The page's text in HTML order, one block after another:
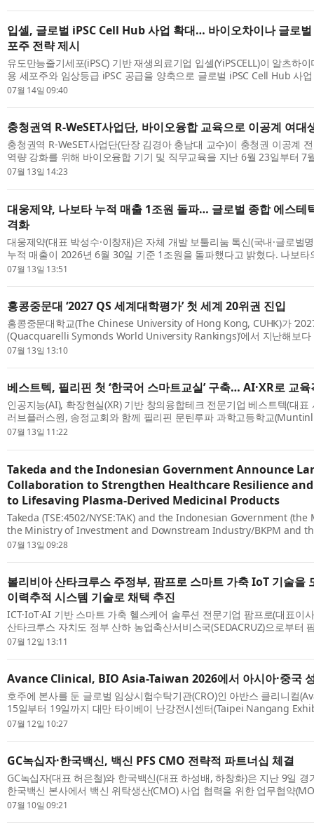
입셀, 글로벌 iPSC Cell Hub 사업 확대… 바이오차이나 글로
포주 전략 제시
유도만능줄기세포(iPSC) 기반 재생의료기업 입셀(YiPSCELL)이 알츠하
용 세포주와 임상등급 iPSC 공급을 양축으로 글로벌 iPSC Cell Hub 사
은 지난 7월 9일부터 10일까지 서울 강서구 마곡 서울창업허브 M+에서
07월 14일 09:40
충청권역 R-WeSET사업단, 바이오융합 교육으로 이공계 여대
충청권역 R-WeSET사업단(단장 김경아 충남대 교수)이 충청권 이공계
역량 강화를 위해 바이오융합 기기 및 직무교육을 지난 6월 23일부터 7
진행했다. 바이오융합 교육은 이공계 전공 여대생들이 산업현장에서 요
07월 13일 14:23
대웅제약, 나보타 누적 매출 1조원 돌파… 글로벌 종합 에스테
격화
대웅제약(대표 박성수·이창재)은 자체 개발 보툴리눔 톡신(국내·글로벌명
누적 매출이 2026년 6월 30일 기준 1조원을 돌파했다고 밝혔다. 나보타
과는 국가 전체 바이오의약품 수출 확대에도 힘을 보탰다. 최근 식품의
07월 13일 13:51
홍콩중문대 ‘2027 QS 세계대학평가’ 첫 세계 20위권 진입
홍콩중문대학교(The Chinese University of Hong Kong, CUHK)가
(Quacquarelli Symonds World University Rankings)’에서 지난해보다
18위에 오르며 개교 이래 처음으로 세계 20위권에 진입했다. 이번 성과
07월 13일 13:10
베스트텍, 필리핀 첫 ‘한국어 스마트교실’ 구축… AI·XR로 교
인공지능(AI), 확장현실(XR) 기반 창의융합테크 전문기업 베스트텍(대표
러브플러스원, 송정교회와 함께 필리핀 문틴루파 과학고등학교
School)에 첫 번째 한국어 스마트교실을 구축하며 AI와 XR 기술을 활용
07월 13일 11:22
Takeda and the Indonesian Government Announce
Collaboration to Strengthen Healthcare Resilience and
to Lifesaving Plasma-Derived Medicinal Products
Takeda (TSE:4502/NYSE:TAK) and the Indonesian Government
the Ministry of Investment and Downstream Industry/BKPM and
Ministry for Economic Affairs) today announced a
07월 13일 09:28
볼리비아 산타크루스 주정부, 팜프로 스마트 가축 IoT 기술을
이력추적 시스템 기술로 채택 추진
ICT·IoT·AI 기반 스마트 가축 헬스케어 솔루션 전문기업 팜프로(대표이
산타크루스 자치도 정부 산하 농업축산서비스국(SEDACRUZ)으로부터
식별·이력추적 기술을 도(道) 공식 시스템 기술로 채택하겠다는 내용의
07월 12일 13:11
Avance Clinical, BIO Asia-Taiwan 2026에서 아시아·중국
호주에 본사를 둔 글로벌 임상시험수탁기관(CRO)인 아반스 클리니컬
15일부터 19일까지 대만 타이베이 난강전시센터(Taipei Nangang
TaiNEX)에서 열리는 ‘BIO Asia-Taiwan 2026’에 참가한다고 밝혔다. 이
07월 12일 10:27
GC녹십자·한국백신, 백신 PFS CMO 전략적 파트너십 체결
GC녹십자(대표 허은철)와 한국백신(대표 하성배, 하창화)은 지난 9일
한국백신 본사에서 백신 위탁생산(CMO) 사업 협력을 위한 업무협약
일 밝혔다. 이번 협약을 통해 양사는 백신 프리필드시린지(Prefilled
07월 10일 09:21